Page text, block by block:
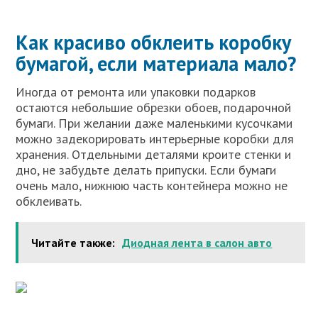
Как красиво обклеить коробку
бумагой, если материала мало?
Иногда от ремонта или упаковки подарков
остаются небольшие обрезки обоев, подарочной
бумаги. При желании даже маленькими кусочками
можно задекорировать интерьерные коробки для
хранения. Отдельными деталями кроите стенки и
дно, не забудьте делать припуски. Если бумаги
очень мало, нижнюю часть контейнера можно не
обклеивать.
Читайте также: Диодная лента в салон авто